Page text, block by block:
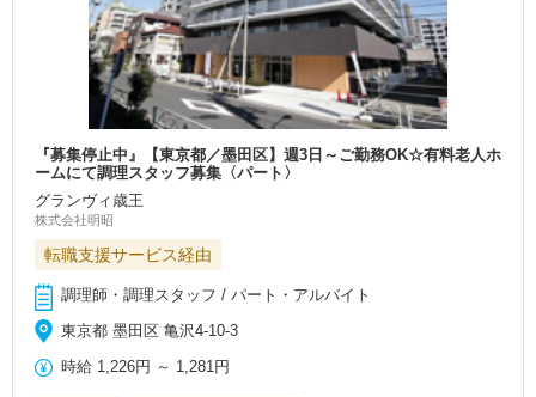
『募集停止中』【東京都／墨田区】週3日～ご勤務OK☆有料老人ホ
ームにて調理スタッフ募集〈パート〉
グランヴィ歳王
株式会社明昭
転職支援サービス経由
調理師・調理スタッフ / パート・アルバイト
東京都 墨田区 亀沢4-10-3
時給 1,226円 ～ 1,281円